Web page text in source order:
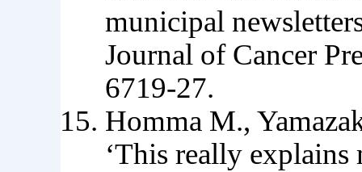
municipal
Journal of Cancer
6719-27.
Homma M.,
‘This really explains